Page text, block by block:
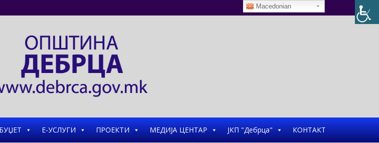
Е-УСЛУГИ ПРОЕКТИ МЕДИЈА ЦЕНТАР ЈКП "Дебрца" КОНТАКТ
Macedonian